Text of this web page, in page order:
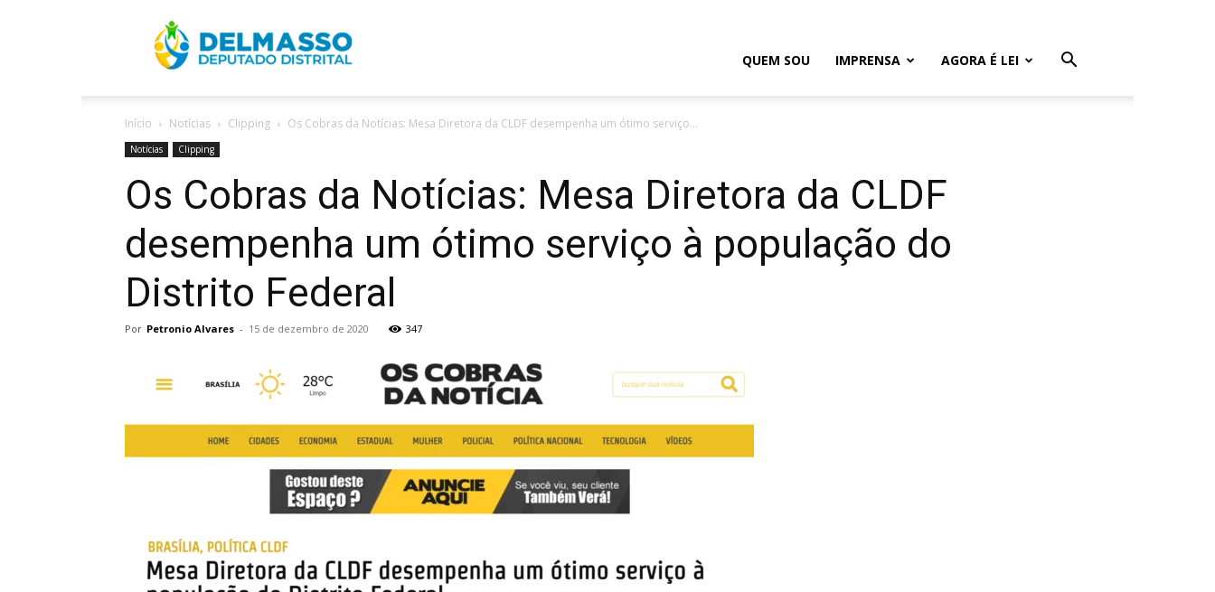
QUEM SOU IMPRENSA AGORA É LEI
Início Notícias Clipping Os Cobras da Notícias: Mesa Diretora da CLDF desempenha um ótimo serviço...
Notícias Clipping
Os Cobras da Notícias: Mesa Diretora da CLDF
desempenha um ótimo serviço à população do
Distrito Federal
Por Petronio Alvares - 15 de dezembro de 2020 347